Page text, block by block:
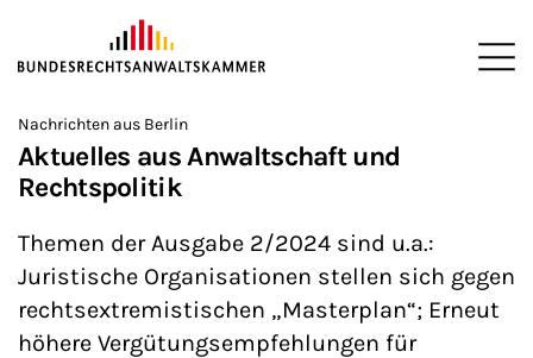
ZUM HAUPTINHALT SPRINGEN
Sie befinden sich hier:
>
Startseite
>
Newsroom
Nachrichten aus Berlin
Aktuelles aus Anwaltschaft und
Rechtspolitik
Themen der Ausgabe 2/2024 sind u.a.:
Juristische Organisationen stellen sich gegen
rechtsextremistischen „Masterplan“; Erneut
höhere Vergütungsempfehlungen für